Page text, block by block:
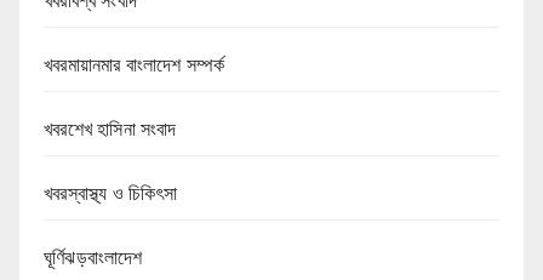
খবরমায়ানমার বাংলাদেশ সম্পর্ক
খবরশেখ হাসিনা সংবাদ
খবরস্বাস্থ্য ও চিকিৎসা
ঘূর্ণিঝড়বাংলাদেশ